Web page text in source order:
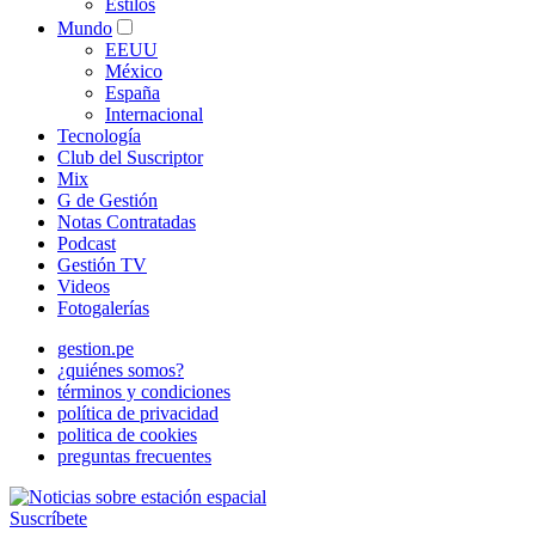
Estilos
Mundo
EEUU
México
España
Internacional
Tecnología
Club del Suscriptor
Mix
G de Gestión
Notas Contratadas
Podcast
Gestión TV
Videos
Fotogalerías
gestion.pe
¿quiénes somos?
términos y condiciones
política de privacidad
politica de cookies
preguntas frecuentes
Suscríbete